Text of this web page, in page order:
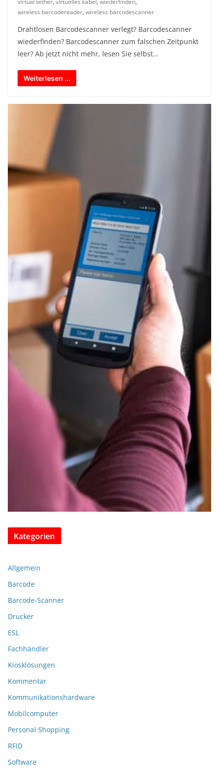
virtual tether, virtuelles kabel, wiederfinden,
wireless barcodereader, wireless barcodescanner
Drahtlosen Barcodescanner verlegt? Barcodescanner
wiederfinden? Barcodescanner zum falschen Zeitpunkt
leer? Ab jetzt nicht mehr, lesen Sie selbst…
Weiterlesen ...
Kategorien
Allgemein
Barcode
Barcode-Scanner
Drucker
ESL
Fachhändler
Kiosklösungen
Kommentar
Kommunikationshardware
Mobilcomputer
Personal Shopping
RFID
Software